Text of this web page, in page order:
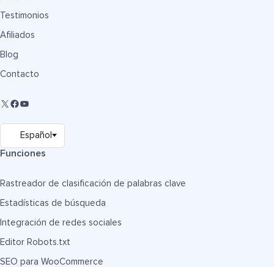
Testimonios
Afiliados
Blog
Contacto
Funciones
Rastreador de clasificación de palabras clave
Estadísticas de búsqueda
Integración de redes sociales
Editor Robots.txt
SEO para WooCommerce